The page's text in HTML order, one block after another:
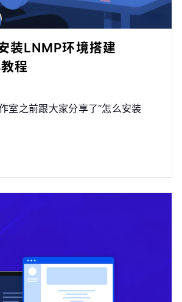
装LNMP环境搭建
程
室之前跟大家分享了“怎么安装